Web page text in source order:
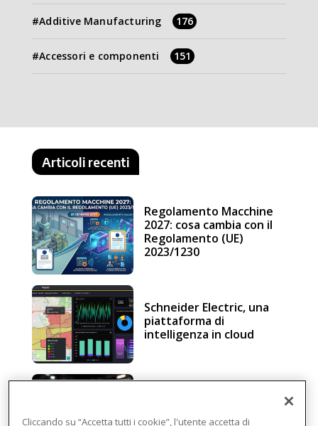
Additive Manufacturing 176
Accessori e componenti 151
Articoli recenti
Regolamento Macchine
2027: cosa cambia con il
Regolamento (UE)
2023/1230
Schneider Electric, una
piattaforma di
intelligenza in cloud
Regolamento macchine
Cliccando su “Accetta tutti i cookie”, l'utente accetta di